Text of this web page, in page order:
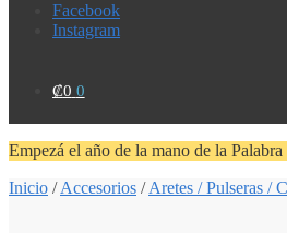
Facebook
Instagram
₡0 0
Empezá el año de la mano de la
Inicio /Accesorios /Aretes / Pulseras /